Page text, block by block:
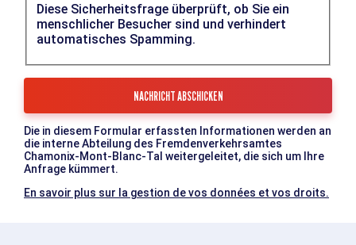
Diese Sicherheitsfrage überprüft, ob Sie ein
menschlicher Besucher sind und verhindert
automatisches Spamming.
Die in diesem Formular erfassten Informationen werden an
die interne Abteilung des Fremdenverkehrsamtes
Chamonix-Mont-Blanc-Tal weitergeleitet, die sich um Ihre
Anfrage kümmert.
En savoir plus sur la gestion de vos données et vos droits.